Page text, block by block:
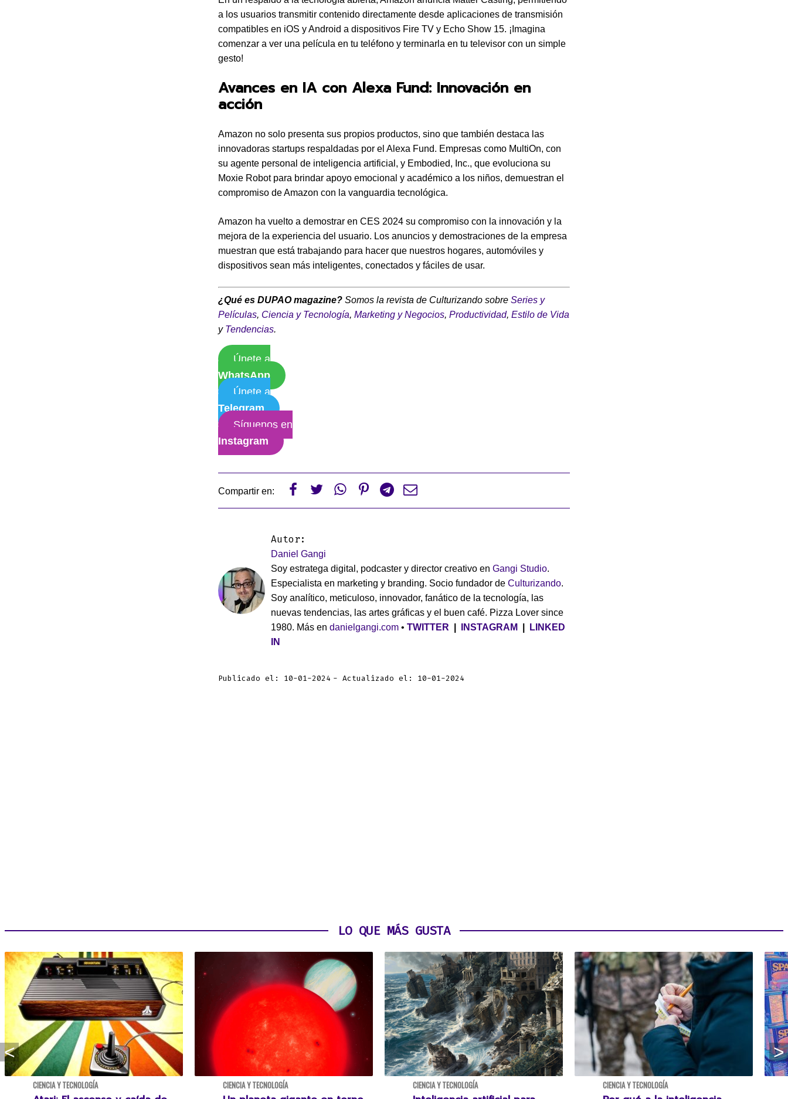
a los usuarios transmitir contenido directamente desde aplicaciones de transmisión
compatibles en iOS y Android a dispositivos Fire TV y Echo Show 15. ¡Imagina
comenzar a ver una película en tu teléfono y terminarla en tu televisor con un simple
gesto!
Avances en IA con Alexa Fund: Innovación en
acción
Amazon no solo presenta sus propios productos, sino que también destaca las
innovadoras startups respaldadas por el Alexa Fund. Empresas como MultiOn, con
su agente personal de inteligencia artificial, y Embodied, Inc., que evoluciona su
Moxie Robot para brindar apoyo emocional y académico a los niños, demuestran el
compromiso de Amazon con la vanguardia tecnológica.
Amazon ha vuelto a demostrar en CES 2024 su compromiso con la innovación y la
mejora de la experiencia del usuario. Los anuncios y demostraciones de la empresa
muestran que está trabajando para hacer que nuestros hogares, automóviles y
dispositivos sean más inteligentes, conectados y fáciles de usar.
¿Qué es DUPAO magazine? Somos la revista de Culturizando sobre Series y
Películas, Ciencia y Tecnología, Marketing y Negocios, Productividad, Estilo de Vida
y Tendencias.
Únete a
WhatsApp
Únete a
Telegram
Síguenos en
Instagram
Compartir en:      
Autor:
Daniel Gangi
Soy estratega digital, podcaster y director creativo en Gangi Studio.
Especialista en marketing y branding. Socio fundador de Culturizando.
Soy analítico, meticuloso, innovador, fanático de la tecnología, las
nuevas tendencias, las artes gráficas y el buen café. Pizza Lover since
1980. Más en danielgangi.com • TWITTER INSTAGRAM
LINKED
IN
Publicado el: 10-01-2024 Actualizado el: 10-01-2024
LO QUE MÁS GUSTA
CIENCIA Y TECNOLOGÍA CIENCIA Y TECNOLOGÍA CIENCIA Y TECNOLOGÍA CIENCIA Y TECNOLOGÍA